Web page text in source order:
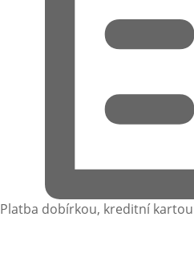
Platba dobírkou, kreditní kartou